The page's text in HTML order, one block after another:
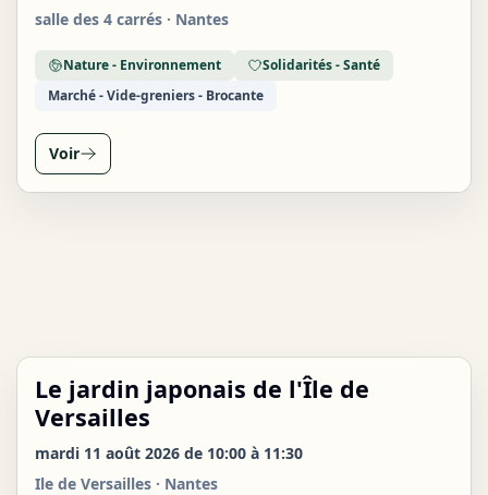
salle des 4 carrés · Nantes
Nature - Environnement
Solidarités - Santé
Marché - Vide-greniers - Brocante
Voir
MAR
11
Le jardin japonais de l'Île de
Versailles
mardi 11 août 2026 de 10:00 à 11:30
Ile de Versailles · Nantes